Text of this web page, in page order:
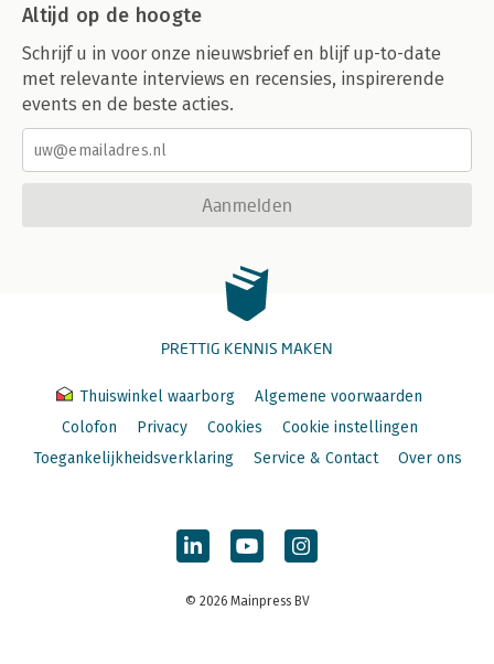
Altijd op de hoogte
Schrijf u in voor onze nieuwsbrief en blijf up-to-date
met relevante interviews en recensies, inspirerende
events en de beste acties.
Aanmelden
PRETTIG KENNIS MAKEN
Thuiswinkel waarborg
Algemene voorwaarden
Colofon
Privacy Cookies
Cookie instellingen
Toegankelijkheidsverklaring
Service & Contact Over ons
© 2026 Mainpress BV